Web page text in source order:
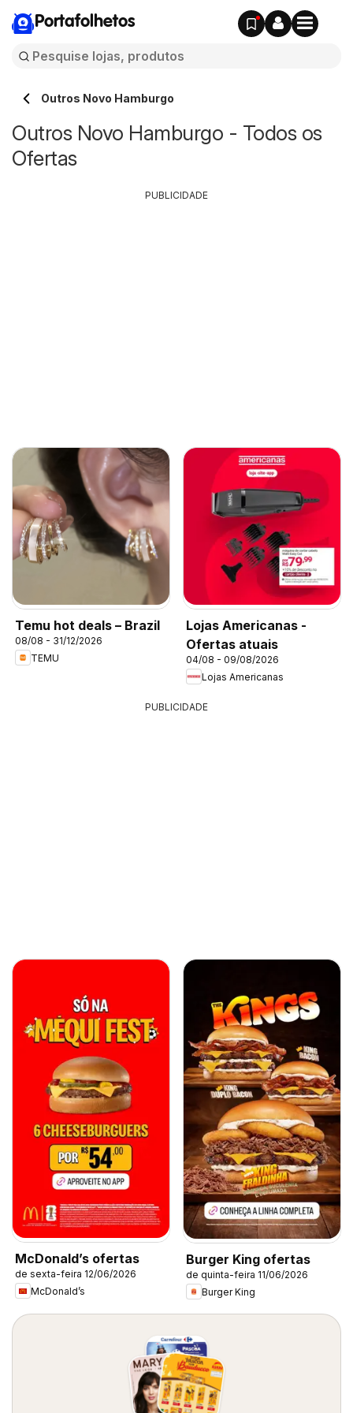
Portafolhetos
Outros Novo Hamburgo
Outros Novo Hamburgo - Todos os
Ofertas
Temu hot deals – Brazil
08/08 - 31/12/2026
TEMU
Lojas Americanas -
Ofertas atuais
04/08 - 09/08/2026
Lojas Americanas
PUBLICIDADE
PUBLICIDADE
McDonald’s ofertas
de sexta-feira 12/06/2026
McDonald’s
Burger King ofertas
de quinta-feira 11/06/2026
Burger King